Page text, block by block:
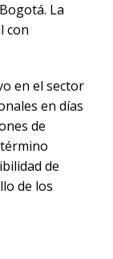
La
con
en el sector
en días
de
de
de los